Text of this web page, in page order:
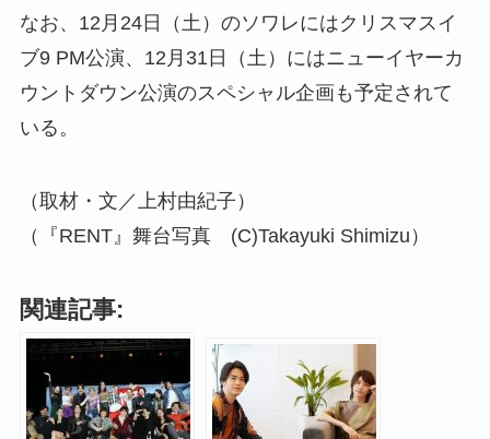
なお、12月24日（土）のソワレにはクリスマスイ
ブ9 PM公演、12月31日（土）にはニューイヤーカ
ウントダウン公演のスペシャル企画も予定されて
いる。
（取材・文／上村由紀子）
（『RENT』舞台写真 (C)Takayuki Shimizu）
関連記事: